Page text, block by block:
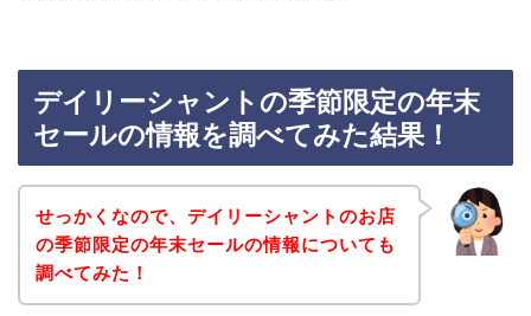
デイリーシャントの季節限定の年末
セールの情報を調べてみた結果！
せっかくなので、デイリーシャントのお店
の季節限定の年末セールの情報についても
調べてみた！